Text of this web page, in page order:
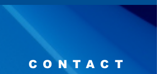
CONTACT